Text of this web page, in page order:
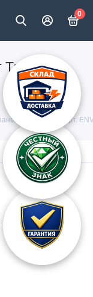
0
с сервером арт.